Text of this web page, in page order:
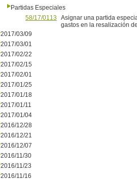
Partidas Especiales
58/17/0113
Asignar una partida
gastos en la resalización
2017/03/09
2017/03/01
2017/02/22
2017/02/15
2017/02/01
2017/01/25
2017/01/18
2017/01/11
2017/01/04
2016/12/28
2016/12/21
2016/12/07
2016/11/30
2016/11/23
2016/11/16